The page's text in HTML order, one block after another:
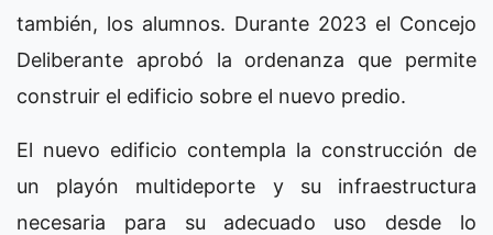
también, los alumnos. Durante 2023 el Concejo
Deliberante aprobó la ordenanza que permite
construir el edificio sobre el nuevo predio.
El nuevo edificio contempla la construcción de
un playón multideporte y su infraestructura
necesaria para su adecuado uso desde lo